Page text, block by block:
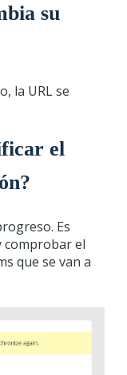
su
la URL se
el
Es
comprobar el
que se van a